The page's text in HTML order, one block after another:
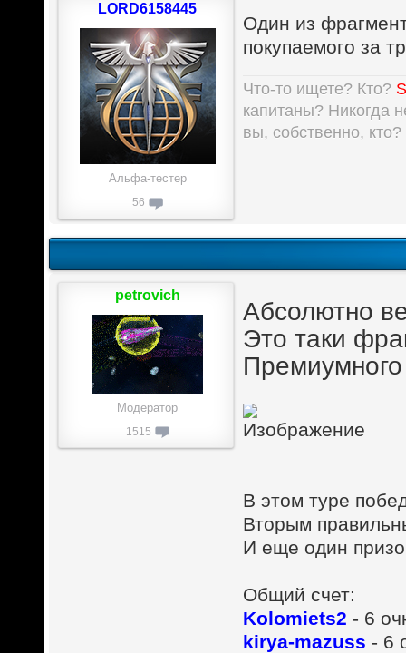
Один из
покупаемого за
Что-то ищете? Кто?
капитаны? Никогда
вы, собственно, кто?
LORD6158445
Альфа-тестер
56
Абсолютно
Это таки
В этом туре
Вторым
И еще один
Общий счет:
Kolomiets2 - 6
kirya-mazuss - 6
petrovich
Модератор
1515